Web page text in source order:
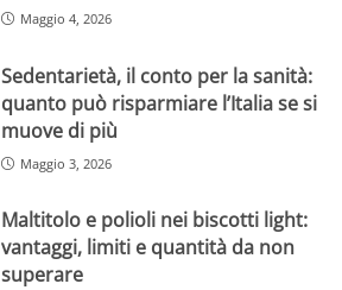
Maggio 4, 2026
Sedentarietà, il conto per la sanità:
quanto può risparmiare l’Italia se si
muove di più
Maggio 3, 2026
Maltitolo e polioli nei biscotti light:
vantaggi, limiti e quantità da non
superare